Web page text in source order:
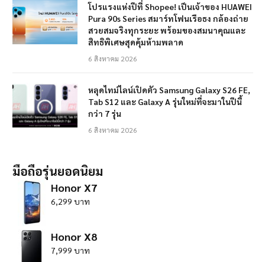
โปรแรงแห่งปีที่ Shopee! เป็นเจ้าของ HUAWEI
Pura 90s Series สมาร์ทโฟนเรือธง กล้องถ่าย
สวยสมจริงทุกระยะ พร้อมของสมนาคุณและ
สิทธิพิเศษสุดคุ้มห้ามพลาด
6 สิงหาคม 2026
หลุดไทม์ไลน์เปิดตัว Samsung Galaxy S26 FE,
Tab S12 และ Galaxy A รุ่นใหม่ที่จะมาในปีนี้
กว่า 7 รุ่น
6 สิงหาคม 2026
มือถือรุ่นยอดนิยม
Honor X7
6,299 บาท
Honor X8
7,999 บาท